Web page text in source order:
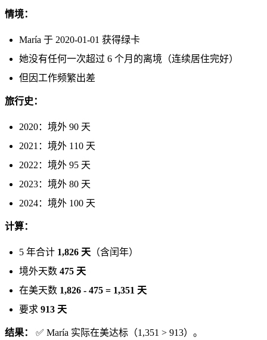
情境：
María 于 2020-01-01 获得绿卡
她没有任何一次超过 6 个月的离境（连续居住完好）
但因工作频繁出差
旅行史：
2020：境外 90 天
2021：境外 110 天
2022：境外 95 天
2023：境外 80 天
2024：境外 100 天
计算：
5 年合计 1,826 天 （含闰年）
境外天数 475 天
在美天数 1,826 - 475 = 1,351 天
要求 913 天
结果： ✅ María 实际在美达标（1,351 > 913）。